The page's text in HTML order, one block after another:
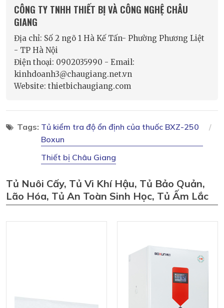
CÔNG TY TNHH THIẾT BỊ VÀ CÔNG NGHỆ CHÂU
GIANG
Địa chỉ: Số 2 ngõ 1 Hà Kế Tấn- Phường Phương Liệt
- TP Hà Nội
Điện thoại: 0902035990 - Email:
kinhdoanh3@chaugiang.net.vn
Website: thietbichaugiang.com
Tags: Tủ kiểm tra độ ổn định của thuốc BXZ-250
Boxun
Thiết bị Châu Giang
Tủ Nuôi Cấy, Tủ Vi Khí Hậu, Tủ Bảo Quản,
Lão Hóa, Tủ An Toàn Sinh Học, Tủ Ấm Lắc